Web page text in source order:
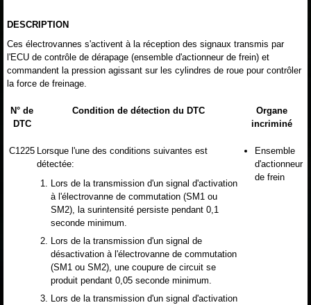
DESCRIPTION
Ces électrovannes s'activent à la réception des signaux transmis par
l'ECU de contrôle de dérapage (ensemble d'actionneur de frein) et
commandent la pression agissant sur les cylindres de roue pour contrôler
la force de freinage.
N° de
DTC
Condition de détection du DTC
Organe
incriminé
C1225 Lorsque l'une des conditions suivantes est
détectée:
Lors de la transmission d'un signal d'activation
à l'électrovanne de commutation (SM1 ou
SM2), la surintensité persiste pendant 0,1
seconde minimum.
Lors de la transmission d'un signal de
désactivation à l'électrovanne de commutation
(SM1 ou SM2), une coupure de circuit se
produit pendant 0,05 seconde minimum.
Lors de la transmission d'un signal d'activation
Ensemble
d'actionneur
de frein